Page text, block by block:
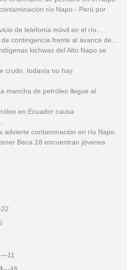
río Napo - Perú por
de telefonía móvil en el río...
contingencia frente al avance de...
kichwas del Alto Napo se
crudo, todavía no hay
mancha de petróleo llegue al
en Ecuador causa
advierte contaminación en río Napo
Beca 18 encuentran jóvenes
22
—11